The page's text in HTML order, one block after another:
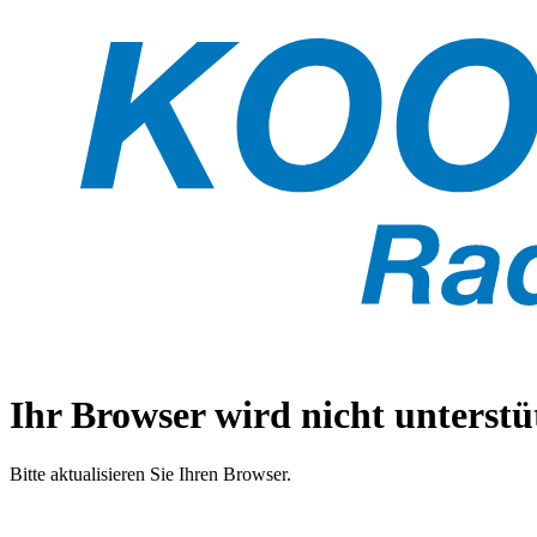
Ihr Browser wird nicht
Bitte aktualisieren Sie Ihren Browser.